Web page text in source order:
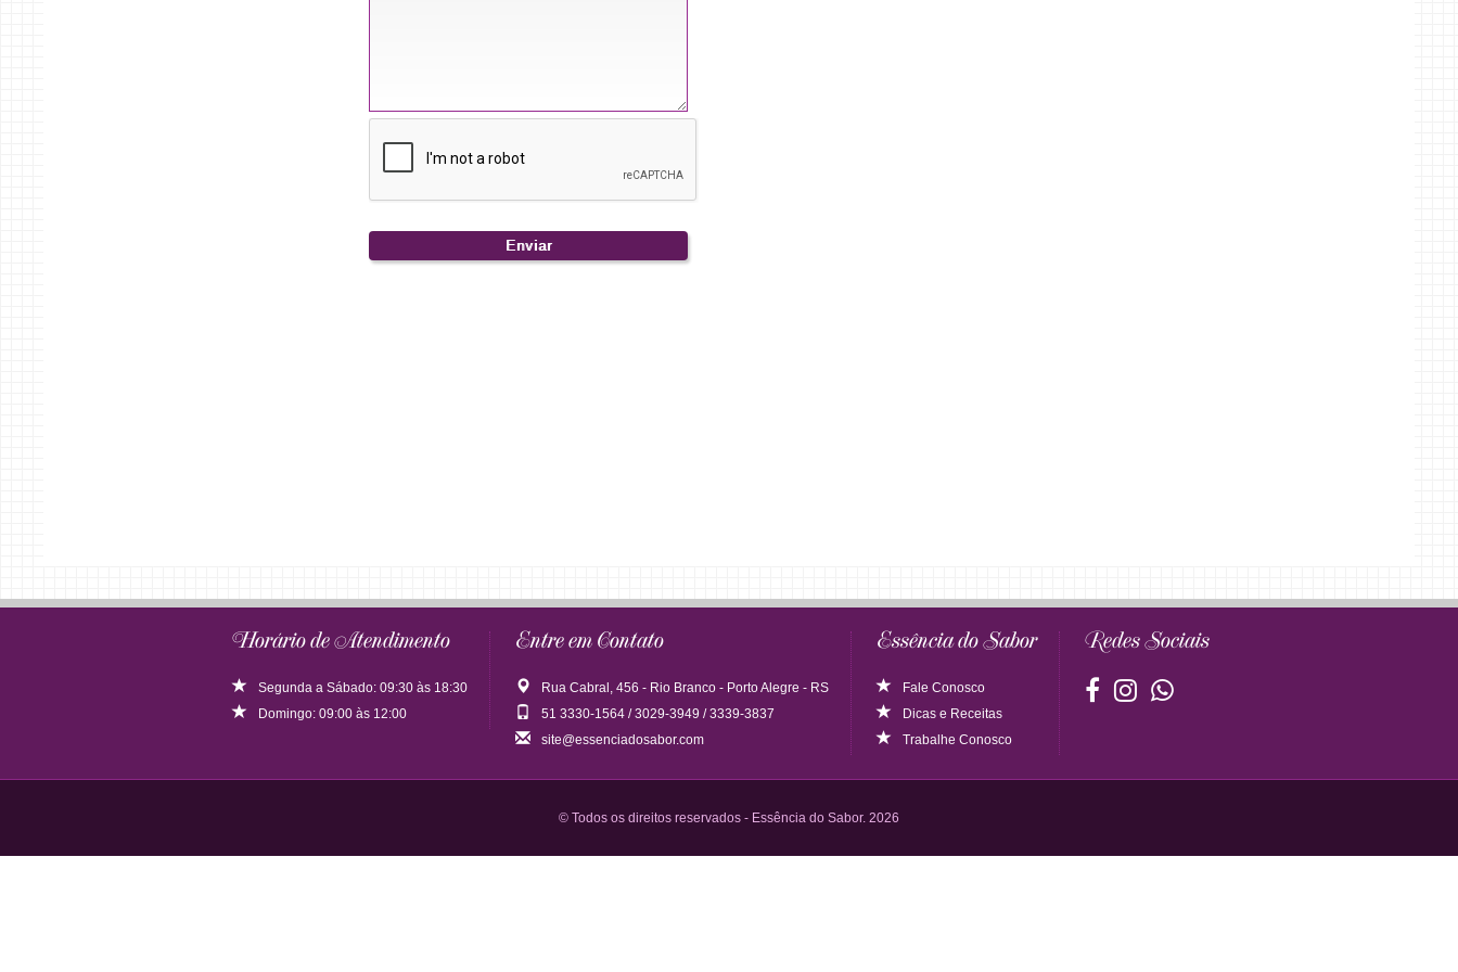
Horário de Atendimento
Segunda a Sábado: 09:30 às 18:30
Domingo: 09:00 às 12:00
Entre em Contato
Rua Cabral, 456 - Rio Branco - Porto Alegre - RS
51 3330-1564 / 3029-3949 / 3339-3837
site@essenciadosabor.com
Essência do Sabor
Fale Conosco
Dicas e Receitas
Trabalhe Conosco
Redes Sociais
© Todos os direitos reservados - Essência do Sabor. 2026